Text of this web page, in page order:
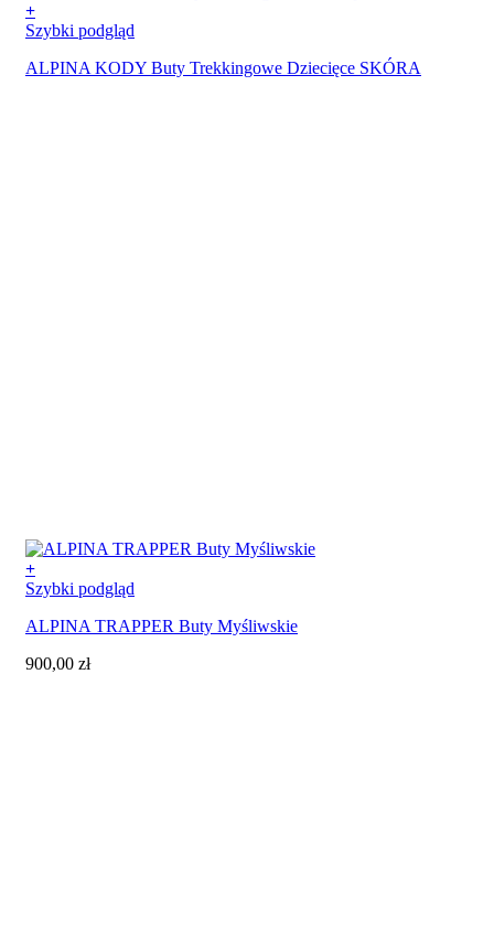
+
Szybki podgląd
ALPINA KODY Buty Trekkingowe Dziecięce SKÓRA
+
Ten
ma
wariantów.
Szybki podgląd
ALPINA TRAPPER Buty Myśliwskie
900,00 zł